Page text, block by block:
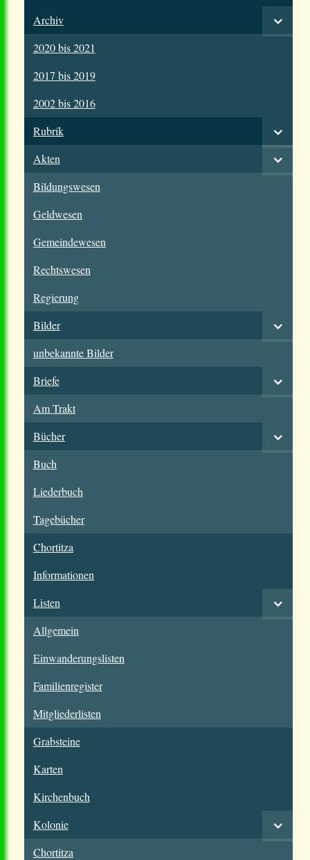
Archiv
2020 bis 2021
2017 bis 2019
2002 bis 2016
Rubrik
Akten
Bildungswesen
Geldwesen
Gemeindewesen
Rechtswesen
Regierung
Bilder
unbekannte Bilder
Briefe
Am Trakt
Bücher
Buch
Liederbuch
Tagebücher
Chortitza
Informationen
Listen
Allgemein
Einwanderungslisten
Familienregister
Mitgliederlisten
Grabsteine
Karten
Kirchenbuch
Kolonie
Chortitza